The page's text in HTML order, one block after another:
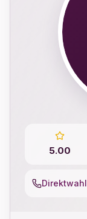
5.00
Direktwahl